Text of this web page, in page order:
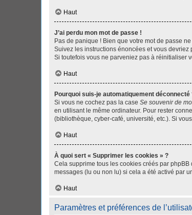
Haut
J’ai perdu mon mot de passe !
Pas de panique ! Bien que votre mot de passe
Suivez les instructions énoncées et vous
Si toutefois vous ne parveniez pas à réinitialiser
Haut
Pourquoi suis-je automatiquement déconnecté
Si vous ne cochez pas la case Se souvenir de
en utilisant le même ordinateur. Pour rester
(bibliothèque, cyber-café, université, etc.). Si
Haut
À quoi sert « Supprimer les cookies » ?
Cela supprime tous les cookies créés par
messages (lu ou non lu) si cela a été activé par
Haut
Paramètres et préférences de